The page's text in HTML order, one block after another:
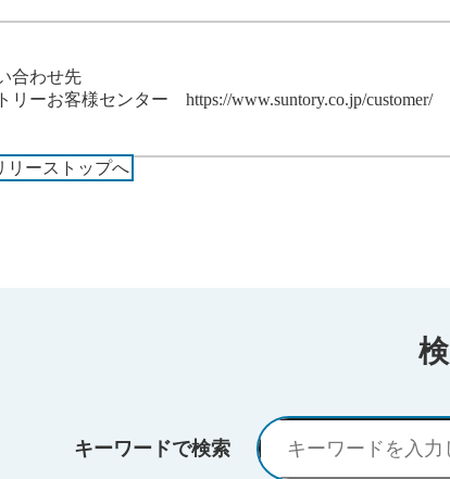
合わせ先
リーお客様センター https://www.suntory.co.jp/customer/
リーストップへ
キーワードで検索